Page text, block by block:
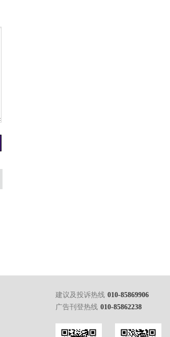
建议及投诉热线 010-85869906
广告刊登热线 010-85862238